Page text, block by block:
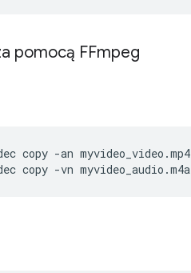
pomocą FFmpeg
copy -an myvideo_video.mp4
copy -vn